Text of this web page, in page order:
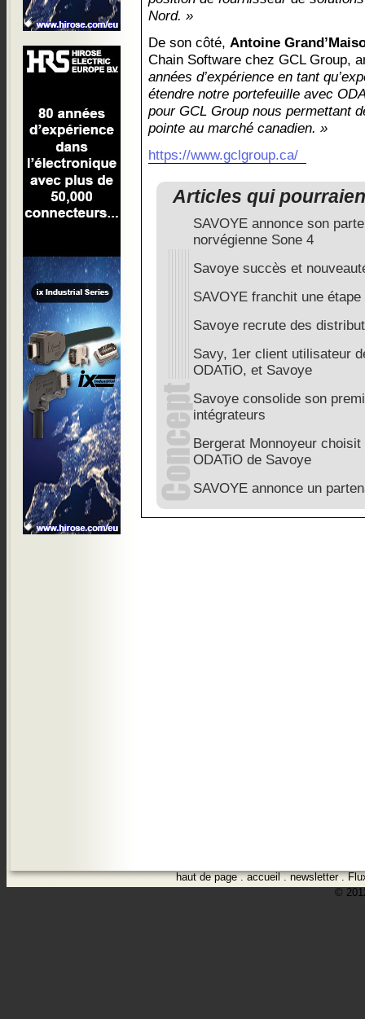
Nord. »
De son côté, Antoine
Chain Software chez GCL Group,
années d’expérience en tant
étendre notre portefeuille avec
pour GCL Group nous permettant
pointe au marché canadien. »
https://www.gclgroup.ca/
Articles qui
SAVOYE annonce son
norvégienne Sone 4
Savoye succès et
SAVOYE franchit une
Savoye recrute des
Savy, 1er client utilisateur
ODATiO, et Savoye
Savoye consolide son
intégrateurs
Bergerat Monnoyeur
ODATiO de Savoye
SAVOYE annonce un
haut de page.accueil.newsletter.
©